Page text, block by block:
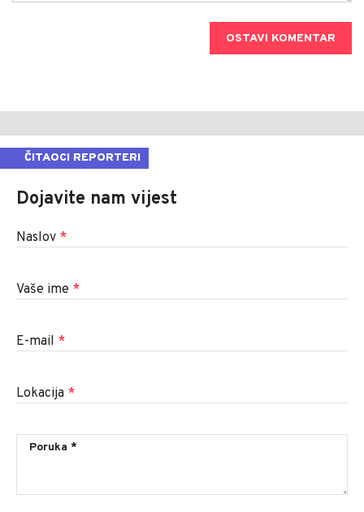
OSTAVI KOMENTAR
ČITAOCI REPORTERI
Dojavite nam vijest
Naslov *
Vaše ime *
E-mail *
Lokacija *